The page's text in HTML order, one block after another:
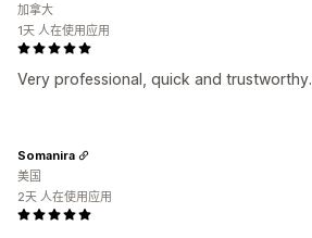
Very professional, quick and trustworthy.
加拿大
1天 人在使用应用
Somanira
美国
2天 人在使用应用